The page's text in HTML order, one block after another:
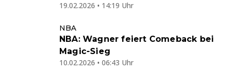
19.02.2026 • 14:19 Uhr
NBA
NBA: Wagner feiert Comeback bei
Magic-Sieg
10.02.2026 • 06:43 Uhr